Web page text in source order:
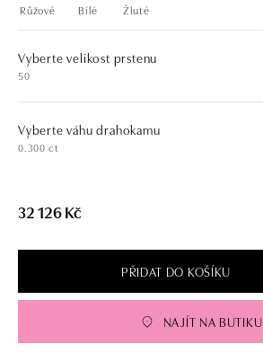
Růžové Bílé Žluté
Vyberte velikost prstenu
50
Vyberte váhu drahokamu
0.300 ct
32 126 Kč
PŘIDAT DO KOŠÍKU
NAJÍT NA BUTIKU